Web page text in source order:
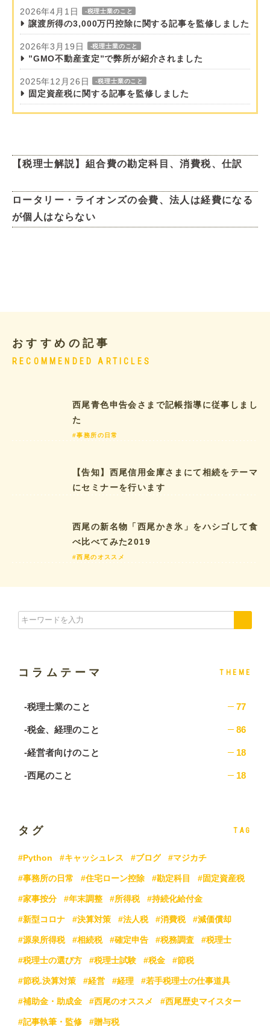
2026年4月1日 -税理士業のこと
譲渡所得の3,000万円控除に関する記事を監修しました
2026年3月19日 -税理士業のこと
”GMO不動産査定”で弊所が紹介されました
2025年12月26日 -税理士業のこと
固定資産税に関する記事を監修しました
【税理士解説】組合費の勘定科目、消費税、仕訳
ロータリー・ライオンズの会費、法人は経費になる
が個人はならない
おすすめの記事
RECOMMENDED ARTICLES
西尾青色申告会さまで記帳指導に従事しまし
た
#事務所の日常
【告知】西尾信用金庫さまにて相続をテーマ
にセミナーを行います
西尾の新名物「西尾かき氷」をハシゴして食
べ比べてみた2019
#西尾のオススメ
コラムテーマ THEME
-税理士業のこと 77
-税金、経理のこと 86
-経営者向けのこと 18
-西尾のこと 18
タグ TAG
#Python #キャッシュレス #ブログ #マジカチ
#事務所の日常 #住宅ローン控除 #勘定科目 #固定資産税
#家事按分 #年末調整 #所得税 #持続化給付金
#新型コロナ #決算対策 #法人税 #消費税 #減価償却
#源泉所得税 #相続税 #確定申告 #税務調査 #税理士
#税理士の選び方 #税理士試験 #税金 #節税
#節税.決算対策 #経営 #経理 #若手税理士の仕事道具
#補助金・助成金 #西尾のオススメ #西尾歴史マイスター
#記事執筆・監修 #贈与税